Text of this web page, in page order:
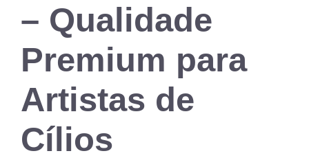
– Qualidade
Premium para
Artistas de
Cílios